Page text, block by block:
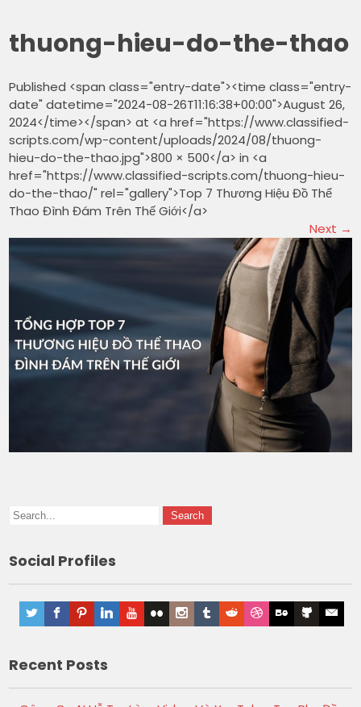
thuong-hieu-do-the-thao
Published <span class="entry-date"><time class="entry-
date" datetime="2024-08-26T11:16:38+00:00">August 26,
2024</time></span> at <a href="https://www.classified-
scripts.com/wp-content/uploads/2024/08/thuong-
hieu-do-the-thao.jpg">800 × 500</a> in <a
href="https://www.classified-scripts.com/thuong-hieu-
do-the-thao/" rel="gallery">Top 7 Thương Hiệu Đồ Thể
Thao Đình Đám Trên Thế Giới</a>
Next →
Social Profiles
Recent Posts